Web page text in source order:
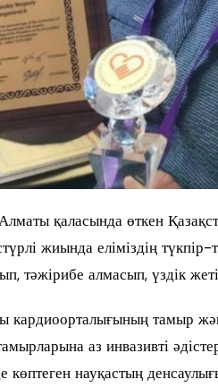
қаласында өткен
жиында еліміздің түкпір-
тәжірибе алмасып, үздік
кардиоорталығының тамыр
аз инвазивті
көптеген науқастың